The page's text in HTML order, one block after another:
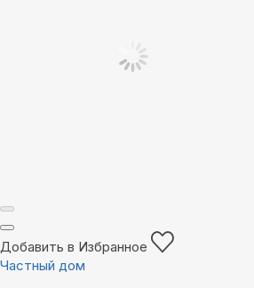
Добавить в Избранное
Частный дом